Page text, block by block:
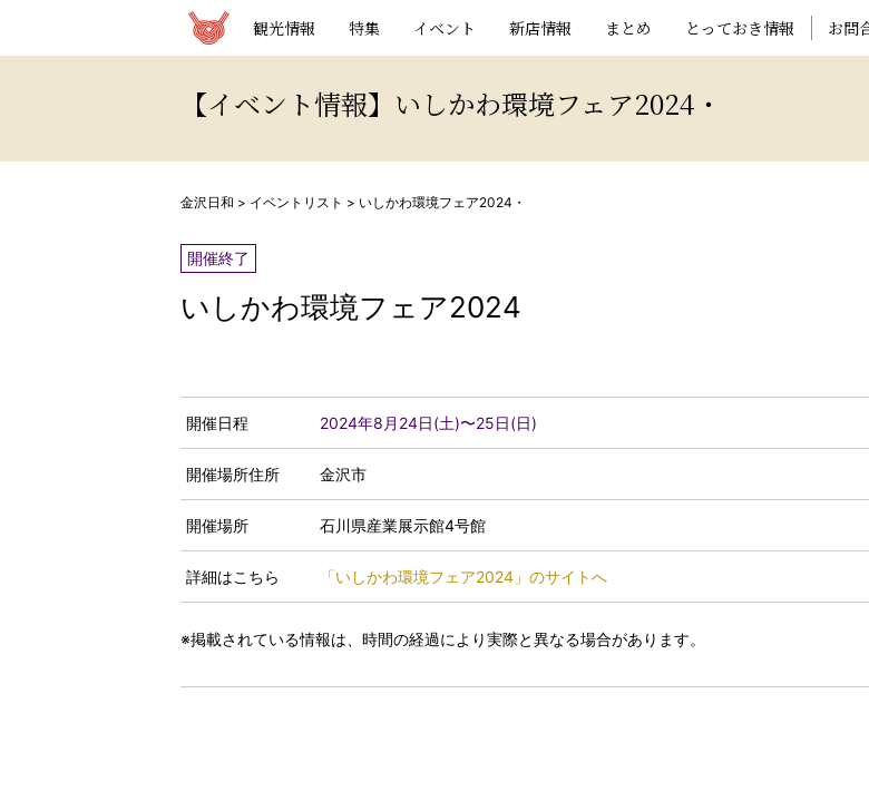
観光情報 特集 イベント 新店情報 まとめ とっておき情報 お問
【イベント情報】いしかわ環境フェア2024・
金沢日和 > イベントリスト > いしかわ環境フェア2024・
開催終了
いしかわ環境フェア2024
開催日程 2024年8月24日(土)〜25日(日)
開催場所住所 金沢市
開催場所 石川県産業展示館4号館
詳細はこちら 「いしかわ環境フェア2024」のサイトへ
※掲載されている情報は、時間の経過により実際と異なる場合があります。